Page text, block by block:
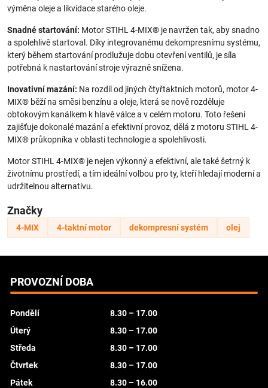
výměna oleje a likvidace starého oleje.
Snadné startování: Motor STIHL 4-MIX® je navržen tak, aby snadno
a spolehlivě startoval. Díky integrovanému dekompresnímu systému,
který během startování prodlužuje dobu otevření ventilů, je síla
potřebná k nastartování stroje výrazně snížena.
Inovativní mazání: Na rozdíl od jiných čtyřtaktních motorů, motor 4-
MIX® běží na směsi benzínu a oleje, která se nově rozděluje
obtokovým kanálkem k hlavě válce a v celém motoru. Toto řešení
zajišťuje dokonalé mazání a efektivní provoz, dělá z motoru STIHL 4-
MIX® průkopníka v oblasti technologie a spolehlivosti.
Motor STIHL 4-MIX® je nejen výkonný a efektivní, ale také šetrný k
životnímu prostředí, a tím ideální volbou pro ty, kteří hledají moderní a
udržitelnou alternativu.
Značky
4-MIX 4-taktní motor dekompresní systém olej
PROVOZNÍ DOBA
Pondělí
8.30 – 17.00
Úterý
8.30 – 17.00
Středa
8.30 – 17.00
Čtvrtek
8.30 – 17.00
Pátek
8.30 – 16.00